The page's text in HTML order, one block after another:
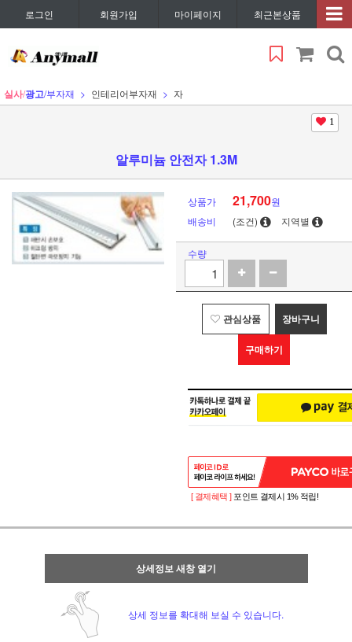
로그인 회원가입 마이페이지 최근본상품
실사/광고/부자재 인테리어부자재 자
1
알루미늄 안전자 1.3M
상품가 21,700원
배송비
(조건) 지역별
수량
관심상품 장바구니
구매하기
[ 결제혜택 ] 포인트 결제시 1% 적립!
상세정보 새창 열기
상세 정보를 확대해 보실 수 있습니다.